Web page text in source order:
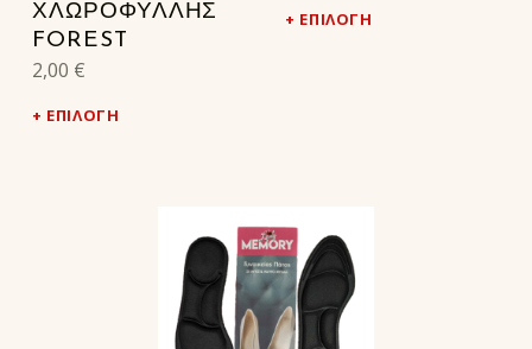
ΧΛΩΡΟΦΥΛΛΗΣ
FOREST
2,00 €
ΕΠΙΛΟΓΉ
ΕΠΙΛΟΓΉ